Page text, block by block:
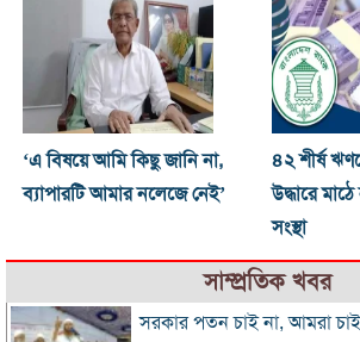
‘এ বিষয়ে আমি কিছু জানি না,
ব্যাপারটি আমার নলেজে নেই’
৪২ শীর্ষ
উদ্ধারে
সংস্থা
সাম্প্রতিক খবর
সরকার পতন চাই না, আমরা